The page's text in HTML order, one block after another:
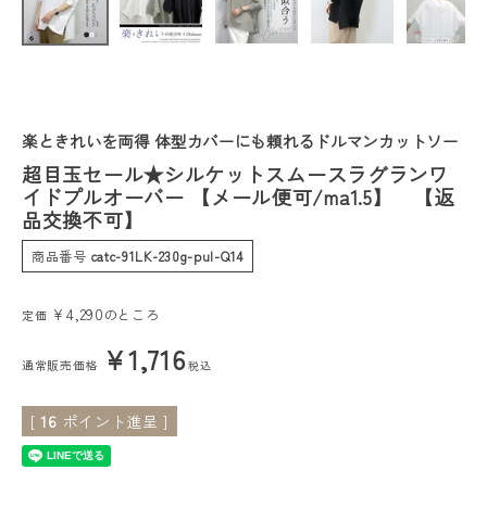
可/ma1.5】
【返品交換
ファッション雑貨
会員ステージ特典プログラムについて
楽ときれいを両得 体型カバーにも頼れるドルマンカットソー
超目玉セール★シルケットスムースラグランワ
イドプルオーバー 【メール便可/ma1.5】 【返
品交換不可】
商品番号 catc-91LK-230g-pul-Q14
定価 ¥4,290のところ
通常販売価格 ¥1,716 税込
[ 16 ポイント進呈 ]